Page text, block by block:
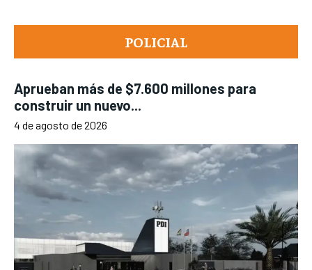
POLICIAL
Aprueban más de $7.600 millones para
construir un nuevo...
4 de agosto de 2026